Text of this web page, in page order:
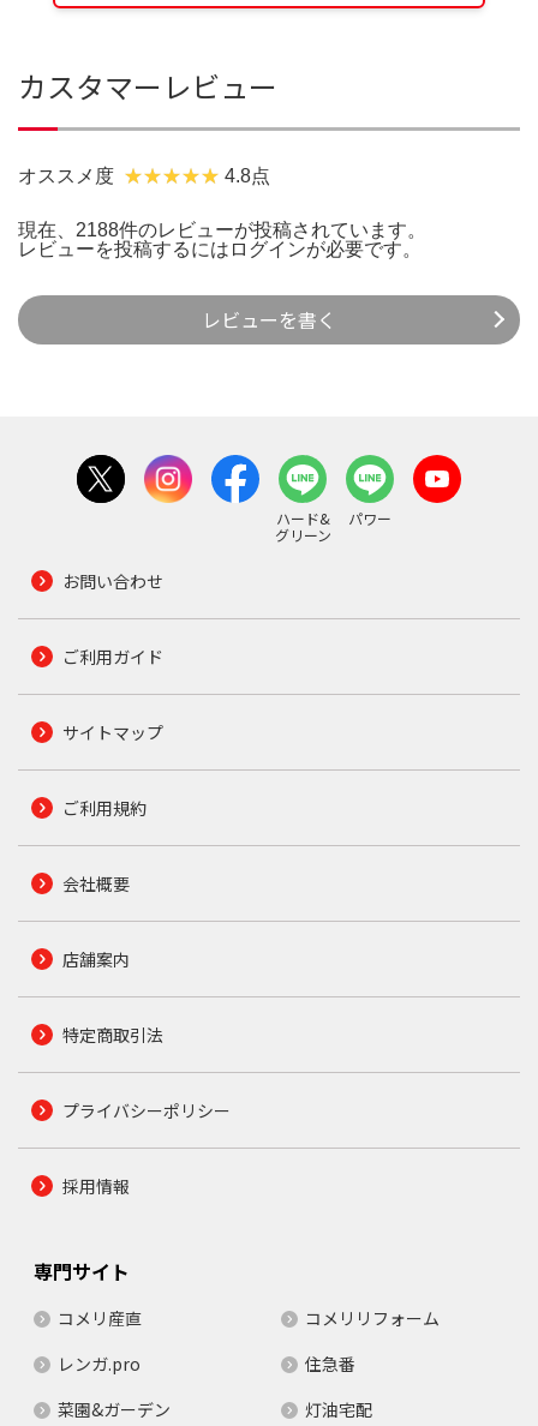
カスタマーレビュー
オススメ度 4.8点
現在、2188件のレビューが投稿されています。
レビューを投稿するには ログインが必要です。
レビューを書く
ハード&
グリーン
パワー
お問い合わせ
ご利用ガイド
サイトマップ
ご利用規約
会社概要
店舗案内
特定商取引法
プライバシーポリシー
採用情報
専門サイト
コメリ産直
コメリリフォーム
レンガ.pro
住急番
菜園&ガーデン
灯油宅配